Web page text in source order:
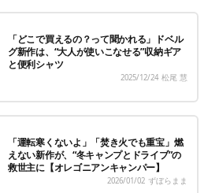
「どこで買えるの？って聞かれる」ドベル
グ新作は、“大人が使いこなせる”収納ギア
と便利シャツ
2025/12/24 松尾 慧
「運転寒くないよ」「焚き火でも重宝」燃
えない新作が、“冬キャンプとドライブ”の
救世主に【オレゴニアンキャンパー】
2026/01/02 ずぼらまま